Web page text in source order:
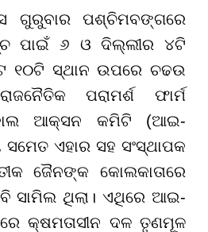
ଗୁରୁବାର ପଶ୍ଚିମବଙ୍ଗରେ
ପାଇଁ ୬ ଓ ଦିଲ୍ଲୀର ୪ଟି
୧୦ଟି ସ୍ଥାନ ଉପରେ ଚଢଉ
ପରାମର୍ଶ ଫାର୍ମ
ଆକ୍ସନ କମିଟି (ଆଇ-
ସମେତ ଏହାର ସହ ସଂସ୍ଥାପକ
ଜୈନଙ୍କ କୋଲକାତାରେ
ସାମିଲ ଥିଲା। ଏଥିରେ ଆଇ-
କ୍ଷମତାସୀନ ଦଳ ତୃଣମୂଳ